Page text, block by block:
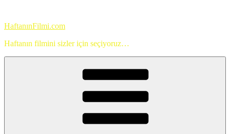
HaftanınFilmi.com
Haftanın filmini sizler için seçiyoruz…